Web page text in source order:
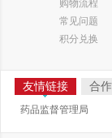
购物流程
常见问题
积分兑换
友情链接 合
药品监督管理局